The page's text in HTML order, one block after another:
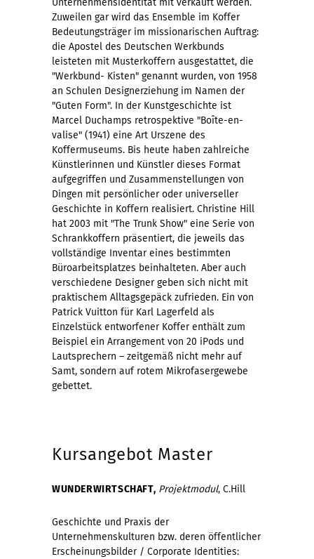
Zuweilen gar wird das Ensemble im Koffer
Bedeutungsträger im missionarischen Auftrag:
die Apostel des Deutschen Werkbunds
leisteten mit Musterkoffern ausgestattet, die
"Werkbund- Kisten" genannt wurden, von 1958
an Schulen Designerziehung im Namen der
"Guten Form". In der Kunstgeschichte ist
Marcel Duchamps retrospektive "Boîte-en-
valise" (1941) eine Art Urszene des
Koffermuseums. Bis heute haben zahlreiche
Künstlerinnen und Künstler dieses Format
aufgegriffen und Zusammenstellungen von
Dingen mit persönlicher oder universeller
Geschichte in Koffern realisiert. Christine Hill
hat 2003 mit "The Trunk Show" eine Serie von
Schrankkoffern präsentiert, die jeweils das
vollständige Inventar eines bestimmten
Büroarbeitsplatzes beinhalteten. Aber auch
verschiedene Designer geben sich nicht mit
praktischem Alltagsgepäck zufrieden. Ein von
Patrick Vuitton für Karl Lagerfeld als
Einzelstück entworfener Koffer enthält zum
Beispiel ein Arrangement von 20 iPods und
Lautsprechern – zeitgemäß nicht mehr auf
Samt, sondern auf rotem Mikrofasergewebe
gebettet.
Kursangebot Master
WUNDERWIRTSCHAFT, Projektmodul, C.Hill
Geschichte und Praxis der
Unternehmenskulturen bzw. deren öffentlicher
Erscheinungsbilder / Corporate Identities: